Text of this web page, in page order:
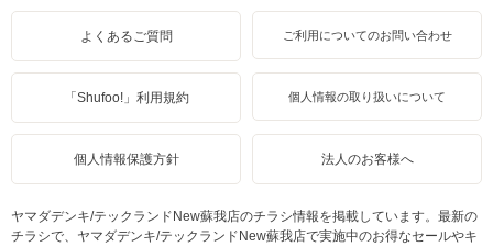
よくあるご質問 ご利用についてのお問い合わせ
「Shufoo!」利用規約 個人情報の取り扱いについて
個人情報保護方針 法人のお客様へ
ヤマダデンキ/テックランドNew蘇我店のチラシ情報を掲載しています。最新の
チラシで、ヤマダデンキ/テックランドNew蘇我店で実施中のお得なセールやキ